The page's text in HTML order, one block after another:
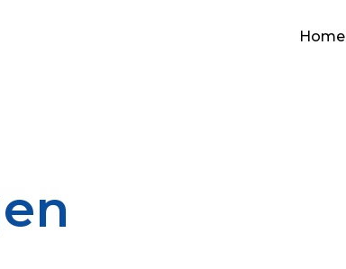
Home